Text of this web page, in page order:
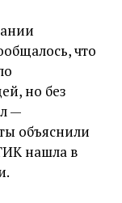
что
но без
—
объяснили
нашла в